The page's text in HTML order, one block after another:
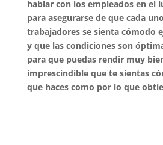
hablar con los empleados en el
para asegurarse de que cada
trabajadores se sienta cómodo
y que las condiciones son
para que puedas rendir muy
imprescindible que te sientas
que haces como por lo que